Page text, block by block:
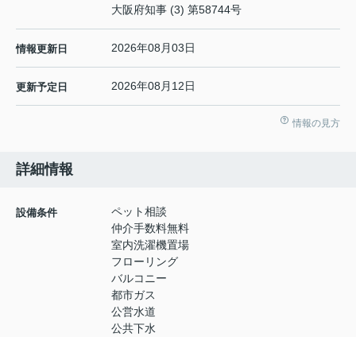
大阪府知事 (3) 第58744号
情報更新日 2026年08月03日
更新予定日 2026年08月12日
情報の見方
詳細情報
設備条件
ペット相談
仲介手数料無料
室内洗濯機置場
フローリング
バルコニー
都市ガス
公営水道
公共下水